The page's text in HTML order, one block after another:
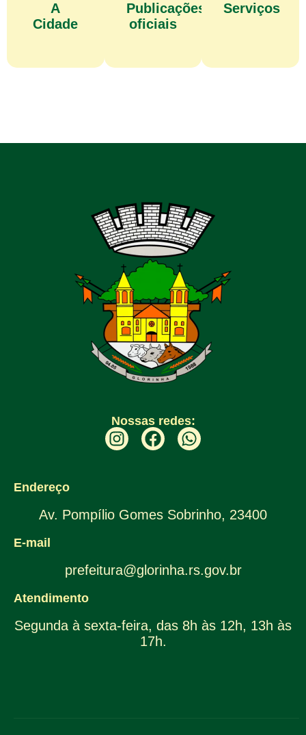
A
Cidade
Publicações
oficiais
Serviços
Nossas redes:
Endereço
Av. Pompílio Gomes Sobrinho, 23400
E-mail
prefeitura@glorinha.rs.gov.br
Atendimento
Segunda à sexta-feira, das 8h às 12h, 13h às
17h.